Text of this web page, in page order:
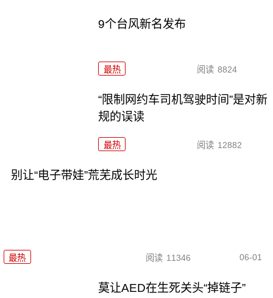
9个台风新名发布
最热 阅读 8824
“限制网约车司机驾驶时间”是对新
规的误读
最热 阅读 12882
别让“电子带娃”荒芜成长时光
最热 阅读 11346 06-01
莫让AED在生死关头“掉链子”